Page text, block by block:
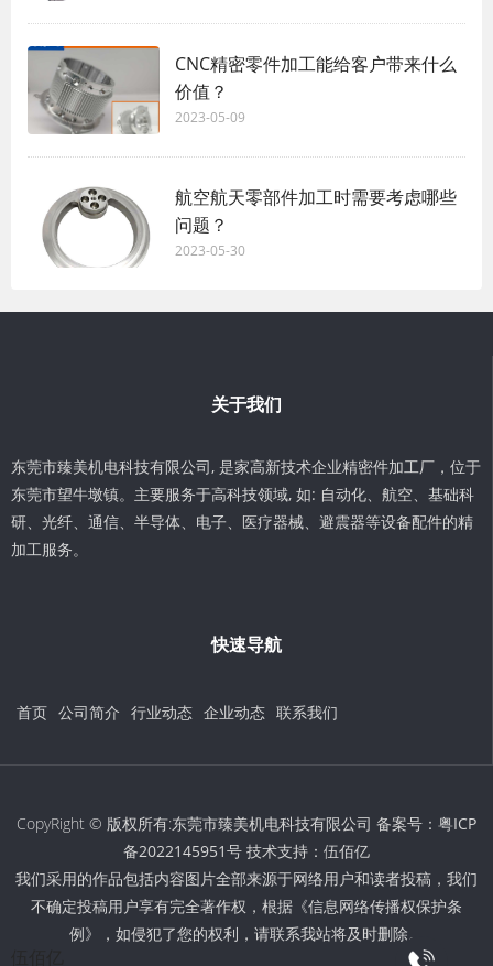
CNC精密零件加工能给客户带来什么
价值？
2023-05-09
航空航天零部件加工时需要考虑哪些
问题？
2023-05-30
关于我们
东莞市臻美机电科技有限公司, 是家高新技术企业精密件加工厂，位于
东莞市望牛墩镇。主要服务于高科技领域, 如: 自动化、航空、基础科
研、光纤、通信、半导体、电子、医疗器械、避震器等设备配件的精
加工服务。
快速导航
首页 公司简介 行业动态 企业动态 联系我们
CopyRight © 版权所有:东莞市臻美机电科技有限公司 备案号： 粤ICP
备2022145951号 技术支持： 伍佰亿
我们采用的作品包括内容图片全部来源于网络用户和读者投稿，我们
不确定投稿用户享有完全著作权，根据《信息网络传播权保护条
例》，如侵犯了您的权利，请联系我站将及时删除。